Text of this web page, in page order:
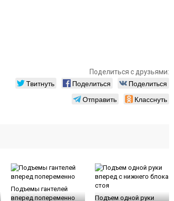
Поделиться с друзьями:
Твитнуть Поделиться
Поделиться
Отправить
Класснуть
Подъемы гантелей
вперед попеременно
Подъем одной руки